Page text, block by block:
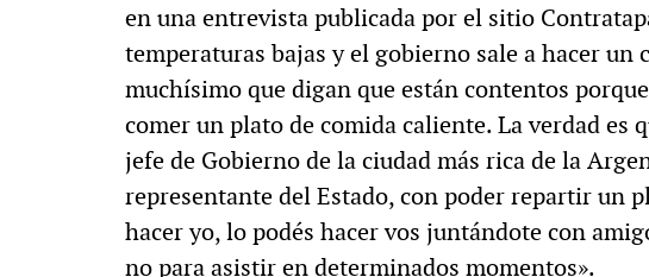
en una entrevista publicada por el sitio
temperaturas bajas y el gobierno sale a hacer un
muchísimo que digan que están contentos
comer un plato de comida caliente. La verdad es
jefe de Gobierno de la ciudad más rica de la
representante del Estado, con poder repartir un
hacer yo, lo podés hacer vos juntándote con
no para asistir en determinados momentos».